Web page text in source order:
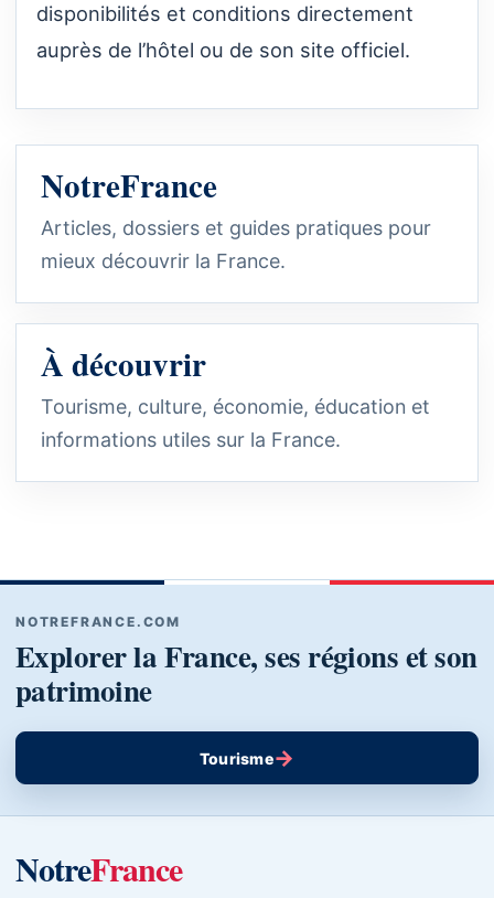
disponibilités et conditions directement
auprès de l’hôtel ou de son site officiel.
NotreFrance
Articles, dossiers et guides pratiques pour
mieux découvrir la France.
À découvrir
Tourisme, culture, économie, éducation et
informations utiles sur la France.
NOTREFRANCE.COM
Explorer la France, ses régions et son
patrimoine
Tourisme→
NotreFrance